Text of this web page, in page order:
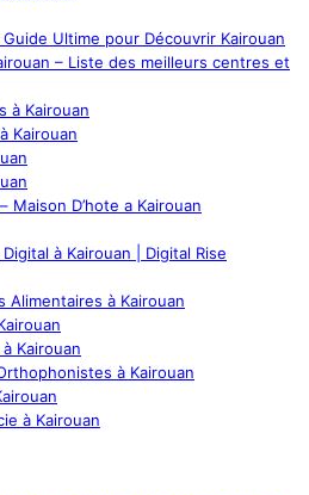
Ultime pour Découvrir Kairouan
– Liste des meilleurs centres et
à Kairouan
Kairouan
Maison D’hote a Kairouan
à Kairouan | Digital Rise
Alimentaires à Kairouan
Kairouan
à Kairouan
à Kairouan